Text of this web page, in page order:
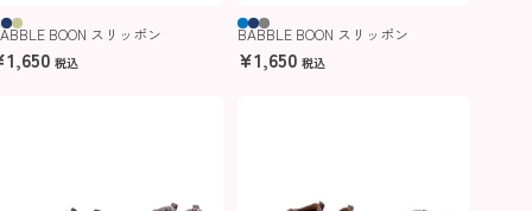
BOON スリッポン
1,650 税込
BABBLE BOON スリッポン
¥1,650 税込